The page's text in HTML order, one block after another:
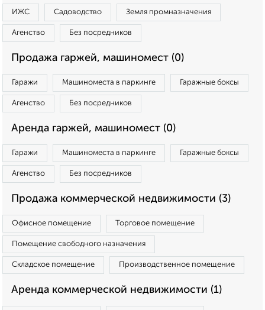
ИЖС Садоводство Земля промназначения
Агенство Без посредников
Продажа гаржей, машиномест (0)
Гаражи Машиноместа в паркинге Гаражные боксы
Агенство Без посредников
Аренда гаржей, машиномест (0)
Гаражи Машиноместа в паркинге Гаражные боксы
Агенство Без посредников
Продажа коммерческой недвижимости (3)
Офисное помещение Торговое помещение
Помещение свободного назначения
Складское помещение Производственное помещение
Аренда коммерческой недвижимости (1)